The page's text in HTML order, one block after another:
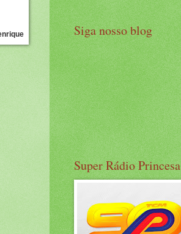
Siga nosso blog
Super Rádio Princesa